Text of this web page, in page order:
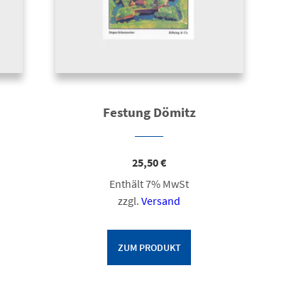
Festung Dömitz
25,50€
Enthält 7% MwSt
zzgl.Versand
ZUM PRODUKT